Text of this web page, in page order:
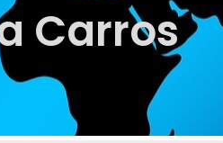
Carros